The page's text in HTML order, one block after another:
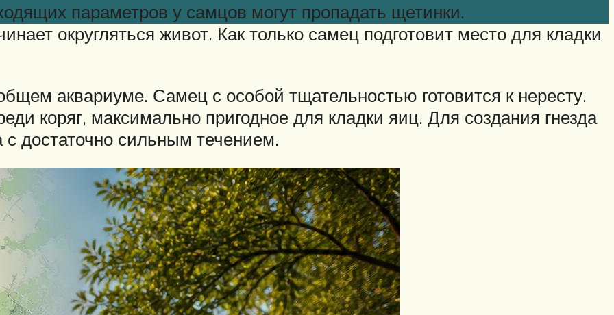
параметров у самцов могут пропадать щетинки.
округляться живот. Как только самец подготовит место для кладки
аквариуме. Самец с особой тщательностью готовится к нересту.
коряг, максимально пригодное для кладки яиц. Для создания гнезда
достаточно сильным течением.